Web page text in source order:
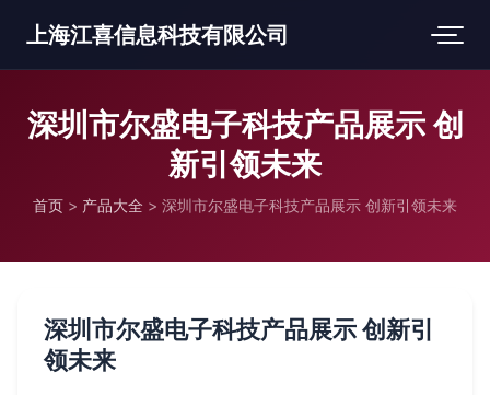
上海江喜信息科技有限公司
深圳市尔盛电子科技产品展示 创
新引领未来
首页 > 产品大全 > 深圳市尔盛电子科技产品展示 创新引领未来
深圳市尔盛电子科技产品展示 创新引
领未来